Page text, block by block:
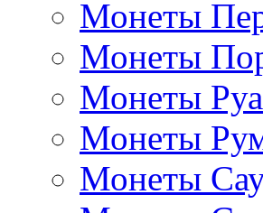
Монеты
Монеты
Монеты
Монеты
Монеты